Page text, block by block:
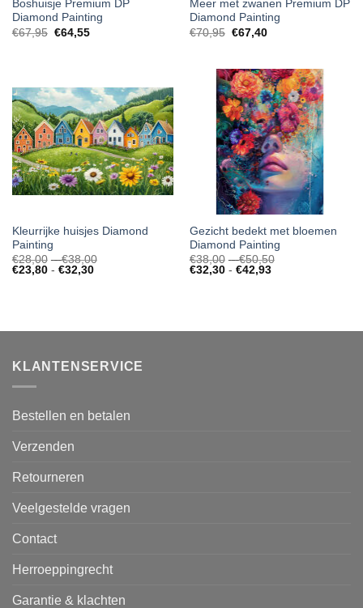
Boshuisje Premium DP
Diamond Painting
€67,95 €64,55
Meer met zwanen Premium DP
Diamond Painting
€70,95 €67,40
Kleurrijke huisjes Diamond
Painting
€28,00 - €38,00
€23,80 - €32,30Prijsklasse:
Gezicht bedekt met bloemen
Diamond Painting
€38,00 - €50,50
€32,30 - €42,93Prijsklasse:
KLANTENSERVICE
Bestellen en betalen
Verzenden
Retourneren
Veelgestelde vragen
Contact
Herroeppingrecht
Garantie & klachten